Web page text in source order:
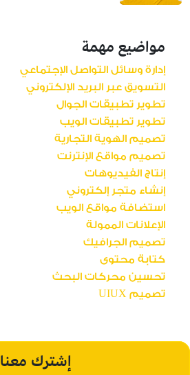
مواضيع مهمة
إدارة وسائل التواصل الإجتماعي
التسويق عبر البريد الإلكتروني
تطوير تطبيقات الجوال
تطوير تطبيقات الويب
تصميم الهوية التجارية
تصميم مواقع الإنترنت
إنتاج الفيديوهات
إنشاء متجر إلكتروني
استضافة مواقع الويب
الإعلانات الممولة
تصميم الجرافيك
كتابة محتوى
تحسين محركات البحث
تصميم UIUX
إشترك معنا